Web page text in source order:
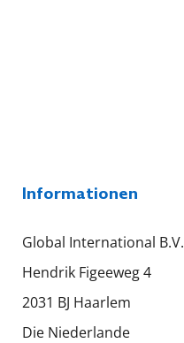
Informationen
Global International B.V.
Hendrik Figeeweg 4
2031 BJ Haarlem
Die Niederlande